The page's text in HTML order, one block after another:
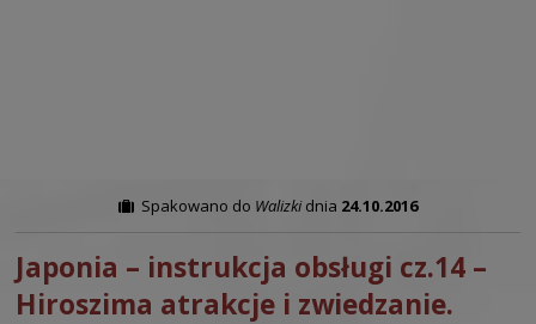
Spakowano do Walizkidnia 24.10.2016
Japonia – instrukcja obsługi cz.14 –
Hiroszima atrakcje i zwiedzanie.